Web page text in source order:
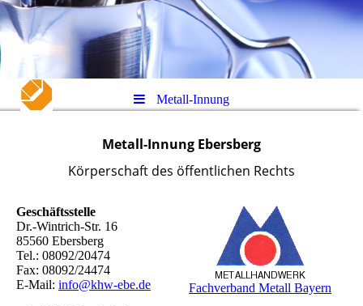
Metall-Innung
Metall-Innung Ebersberg
Körperschaft des öffentlichen Rechts
Geschäftsstelle
Dr.-Wintrich-Str. 16
85560 Ebersberg
Tel.: 08092/20474
Fax: 08092/24474
E-Mail: info@khw-ebe.de
Fachverband Metall Bayern